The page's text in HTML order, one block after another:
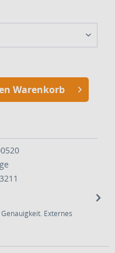
Warenkorb
Externes